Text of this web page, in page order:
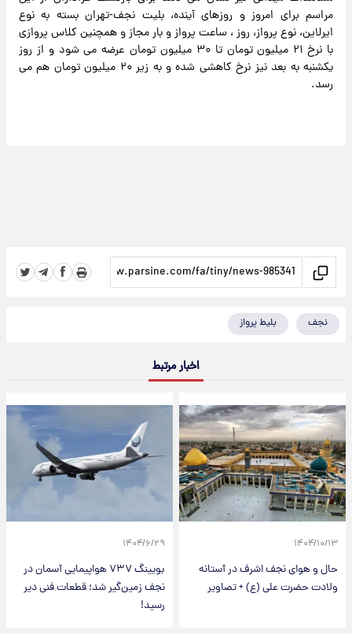
مراسم برای امروز و روزهای آینده، بلیت نجف-تهران بسته به نوع
ایرلاین، نوع پرواز، روز ، ساعت پرواز و بار مجاز و همچنین کلاس پروازی
با نرخ ۲۱ میلیون تومان تا ۳۰ میلیون تومان عرضه می شود و از روز
یکشنبه به بعد نیز نرخ کاهشی شده و به زیر ۲۰ میلیون تومان هم می
رسد.
نجف بلیط پرواز
اخبار مرتبط
۱۴۰۴/۱۰/۱۳
حال و هوای نجف اشرف در آستانه
ولادت حضرت علی (ع) + تصاویر
۱۴۰۴/۶/۲۹
بویینگ ۷۳۷ هواپیمایی آسمان در
نجف زمین‌گیر شد؛ قطعات فنی دیر
رسید!